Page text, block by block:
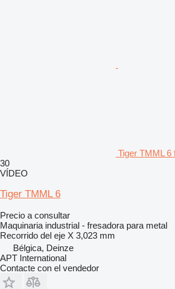
Tiger TMML 6
30
VÍDEO
Tiger TMML 6
Precio a consultar
Maquinaria industrial - fresadora para metal
Recorrido del eje X 3,023 mm
Bélgica, Deinze
APT International
Contacte con el vendedor